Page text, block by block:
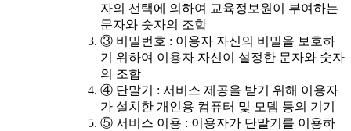
자의 선택에 의하여 교육정보원이 부여하는
문자와 숫자의 조합
③ 비밀번호 : 이용자 자신의 비밀을 보호하
기 위하여 이용자 자신이 설정한 문자와 숫자
의 조합
④ 단말기 : 서비스 제공을 받기 위해 이용자
가 설치한 개인용 컴퓨터 및 모뎀 등의 기기
⑤ 서비스 이용 : 이용자가 단말기를 이용하